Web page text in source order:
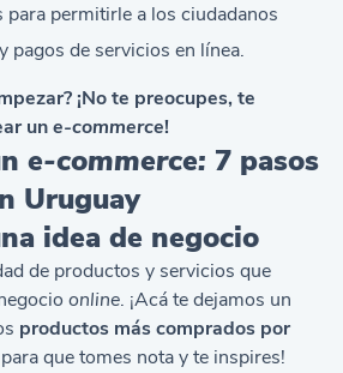
para permitirle a los ciudadanos
pagos de servicios en línea.
¡No te preocupes, te
une-commerce!
e-commerce: 7 pasos
Uruguay
idea de negocio
de productos y servicios que
online. ¡Acá te dejamos un
productos más comprados por
que tomes nota y te inspires!